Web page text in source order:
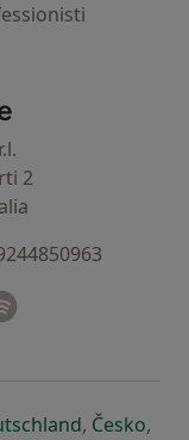
Homepage
2
scheda
nuova scheda
in una nuova
scheda
nuova scheda
in una nuova
si apre in
, Českosi
,